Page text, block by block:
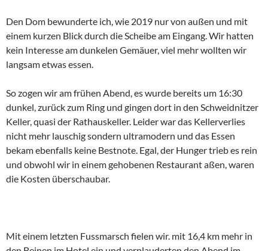
Den Dom bewunderte ich, wie 2019 nur von außen und mit
einem kurzen Blick durch die Scheibe am Eingang. Wir hatten
kein Interesse am dunkelen Gemäuer, viel mehr wollten wir
langsam etwas essen.
So zogen wir am frühen Abend, es wurde bereits um 16:30
dunkel, zurück zum Ring und gingen dort in den Schweidnitzer
Keller, quasi der Rathauskeller. Leider war das Kellerverlies
nicht mehr lauschig sondern ultramodern und das Essen
bekam ebenfalls keine Bestnote. Egal, der Hunger trieb es rein
und obwohl wir in einem gehobenen Restaurant aßen, waren
die Kosten überschaubar.
Mit einem letzten Fussmarsch fielen wir. mit 16,4 km mehr in